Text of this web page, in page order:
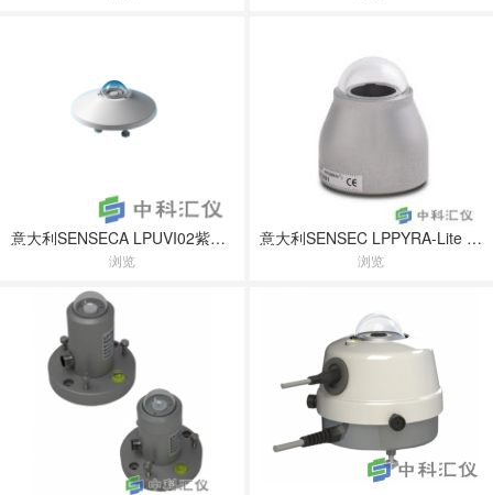
意大利SENSECA LPUVI02紫外指数辐射计
浏览
意大利SENSEC LPPYRA-Lite 小型光伏监测用太阳总辐射表
浏览